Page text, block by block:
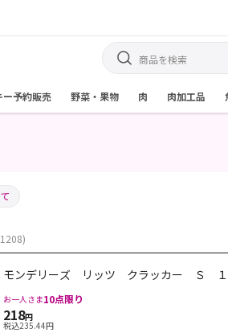
ー予約販売 野菜・果物 肉 肉加工品
1208)
モンデリーズ リッツ クラッカー Ｓ １
お一人さま10点限り
218円
税込235.44円